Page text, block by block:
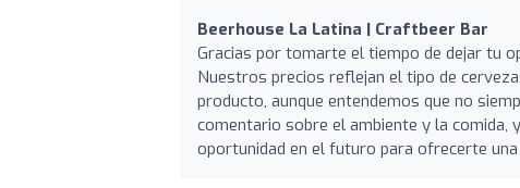
Beerhouse La Latina | Craftbeer Bar
Gracias por tomarte el tiempo de dejar tu
Nuestros precios reflejan el tipo de
producto, aunque entendemos que no
comentario sobre el ambiente y la comida,
oportunidad en el futuro para ofrecerte